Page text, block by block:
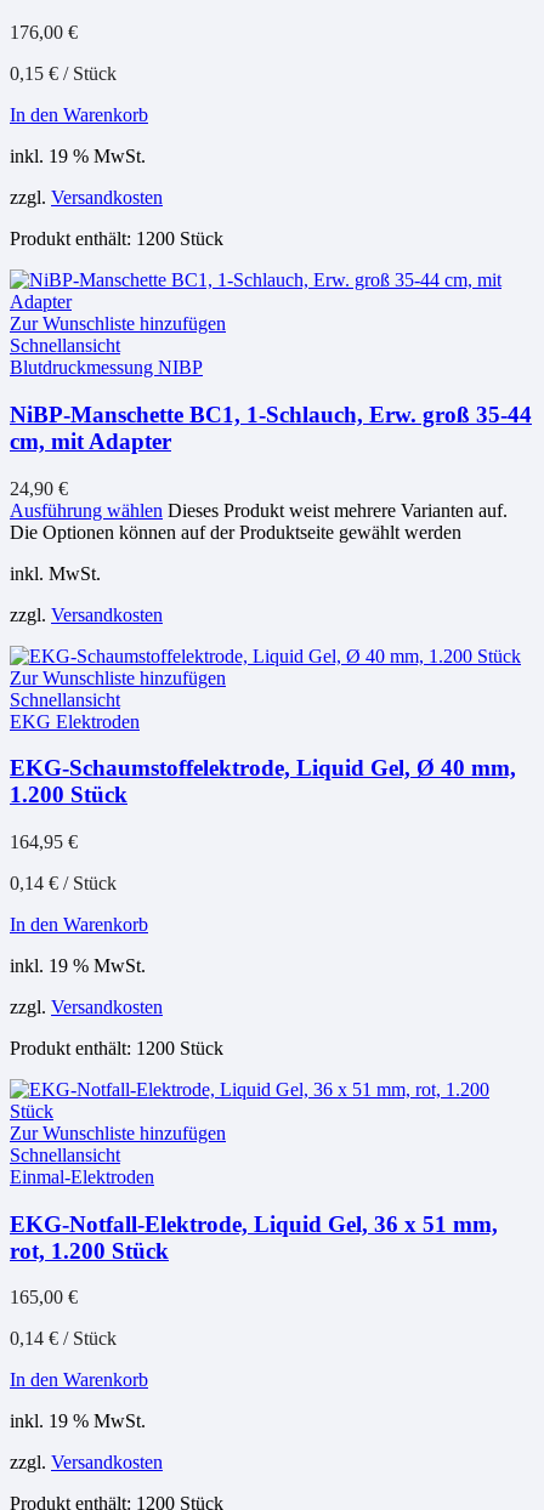
176,00 €
0,15 € / Stück
In den Warenkorb
inkl. 19 % MwSt.
zzgl. Versandkosten
Produkt enthält: 1200 Stück
Zur Wunschliste hinzufügen
Schnellansicht
Blutdruckmessung NIBP
NiBP-Manschette BC1, 1-Schlauch, Erw. groß 35-44
cm, mit Adapter
24,90 €
Ausführung wählen Dieses Produkt weist mehrere Varianten auf.
Die Optionen können auf der Produktseite gewählt werden
inkl. MwSt.
zzgl. Versandkosten
Zur Wunschliste hinzufügen
Schnellansicht
EKG Elektroden
EKG-Schaumstoffelektrode, Liquid Gel, Ø 40 mm,
1.200 Stück
164,95 €
0,14 € / Stück
In den Warenkorb
inkl. 19 % MwSt.
zzgl. Versandkosten
Produkt enthält: 1200 Stück
Zur Wunschliste hinzufügen
Schnellansicht
Einmal-Elektroden
EKG-Notfall-Elektrode, Liquid Gel, 36 x 51 mm,
rot, 1.200 Stück
165,00 €
0,14 € / Stück
In den Warenkorb
inkl. 19 % MwSt.
zzgl. Versandkosten
Produkt enthält: 1200 Stück